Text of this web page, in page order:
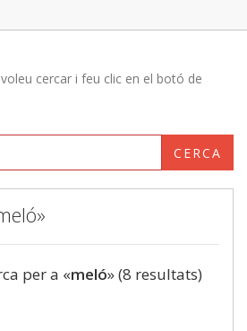
cercar i feu clic en el botó de
CERCA
per a «meló» (8 resultats)